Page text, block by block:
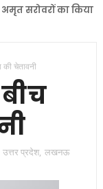
का किया स्थलीय
चेतावनी
उत्तर प्रदेश, लखनऊ